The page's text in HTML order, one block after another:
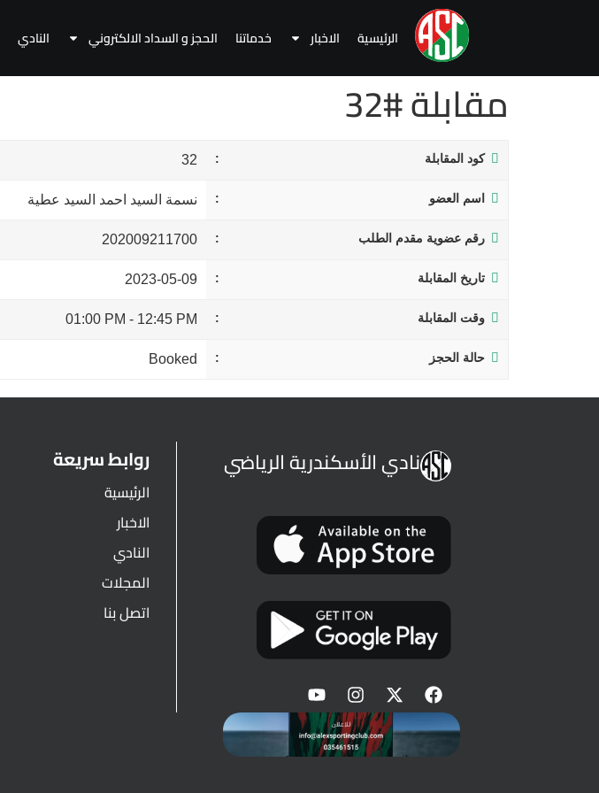
الرئيسية الاخبار خدماتنا الحجز و السداد الالكتروني النادي
مقابلة #32
كود المقابلة 32
اسم العضو نسمة السيد احمد السيد عطية
رقم عضوية مقدم الطلب 202009211700
تاريخ المقابلة 2023-05-09
وقت المقابلة 12:45 PM
-
01:00 PM
حالة الحجز Booked
نادي الأسكندرية الرياضي روابط سريعة
الرئيسية
الاخبار
النادي
المجلات
اتصل بنا